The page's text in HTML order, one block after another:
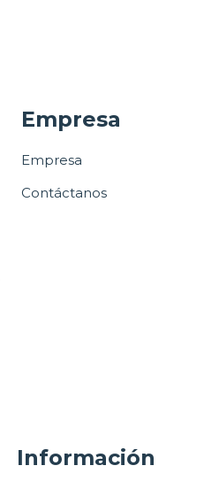
Empresa
Empresa
Contáctanos
Información